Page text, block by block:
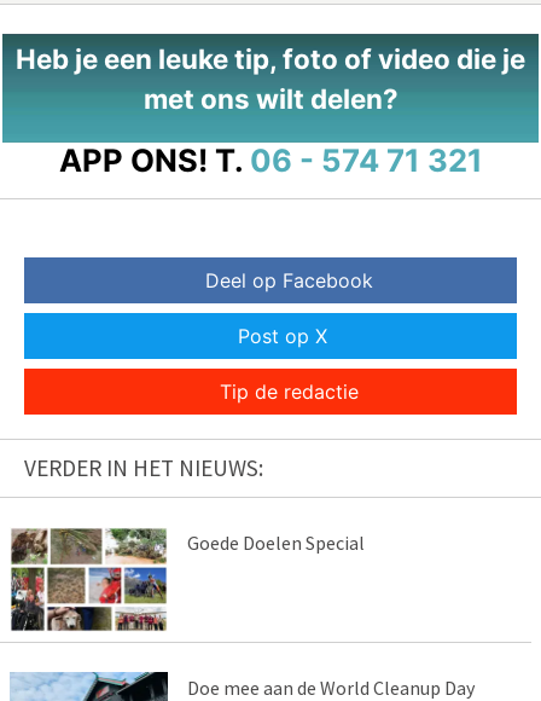
Heb je een leuke tip, foto of video die je
met ons wilt delen?
APP ONS! T. 06 - 574 71 321
Deel op Facebook
Post op X
Tip de redactie
VERDER IN HET NIEUWS:
Goede Doelen Special
Doe mee aan de World Cleanup Day